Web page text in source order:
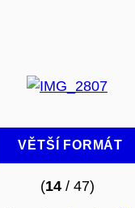
VĚTŠÍ FORMÁT
(14/ 47)